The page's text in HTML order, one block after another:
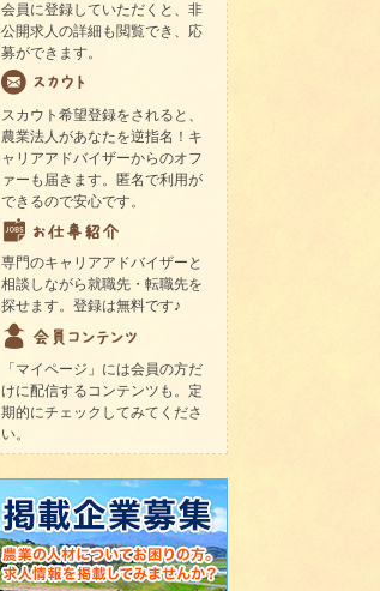
会員に登録していただくと、非
公開求人の詳細も閲覧でき、応
募ができます。
スカウト希望登録をされると、
農業法人があなたを逆指名！キ
ャリアアドバイザーからのオフ
ァーも届きます。匿名で利用が
できるので安心です。
専門のキャリアアドバイザーと
相談しながら就職先・転職先を
探せます。登録は無料です♪
「マイページ」には会員の方だ
けに配信するコンテンツも。定
期的にチェックしてみてくださ
い。